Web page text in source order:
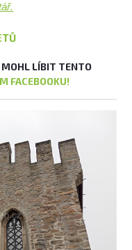
MOHL LÍBIT TENTO
FACEBOOKU!